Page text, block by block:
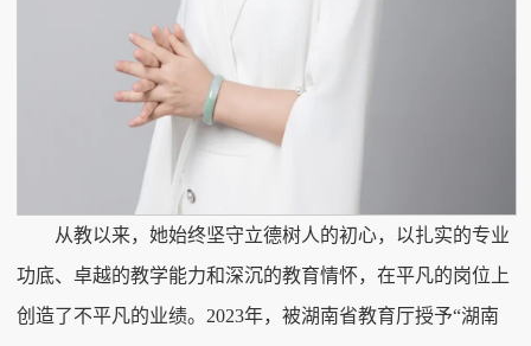
从教以来，她始终坚守立德树人的初心，以扎实的专业
功底、卓越的教学能力和深沉的教育情怀，在平凡的岗位上
创造了不平凡的业绩。2023年，被湖南省教育厅授予“湖南